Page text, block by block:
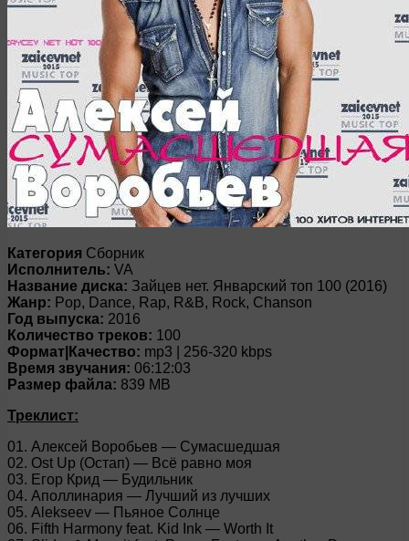
Категория Сборник
Исполнитель: VA
Название диска: Зайцев нет. Январский топ 100 (2016)
Жанр: Pop, Dance, Rap, R&B, Rock, Chanson
Год выпуска: 2016
Количество треков: 100
Формат|Качество: mp3 | 256-320 kbps
Время звучания: 06:12:03
Размер файла: 839 MB
Треклист:
01. Алексей Воробьев — Сумасшедшая
02. Ost Up (Остап) — Всё равно моя
03. Егор Крид — Будильник
04. Аполлинария — Лучший из лучших
05. Alekseev — Пьяное Солнце
06. Fifth Harmony feat. Kid Ink — Worth It